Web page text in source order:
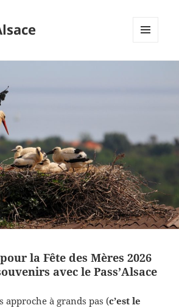
la Fête des Mères 2026
avec le Pass’Alsace
approche à grands pas (c’est le